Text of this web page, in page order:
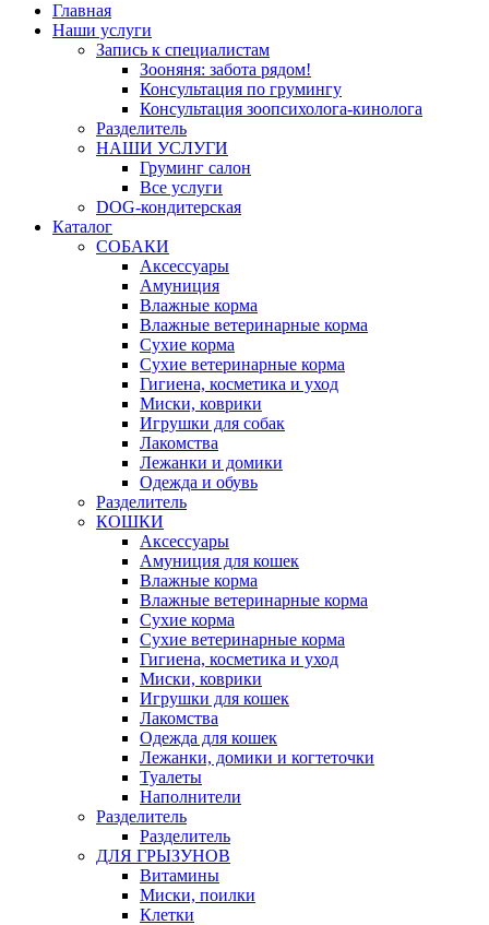
Главная
Наши услуги
Запись к специалистам
Зооняня: забота рядом!
Консультация по грумингу
Консультация зоопсихолога-кинолога
Pазделитель
НАШИ УСЛУГИ
Груминг салон
Все услуги
DOG-кондитерская
Каталог
СОБАКИ
Аксессуары
Амуниция
Влажные корма
Влажные ветеринарные корма
Сухие корма
Сухие ветеринарные корма
Гигиена, косметика и уход
Миски, коврики
Игрушки для собак
Лакомства
Лежанки и домики
Одежда и обувь
Разделитель
КОШКИ
Аксессуары
Амуниция для кошек
Влажные корма
Влажные ветеринарные корма
Сухие корма
Сухие ветеринарные корма
Гигиена, косметика и уход
Миски, коврики
Игрушки для кошек
Лакомства
Одежда для кошек
Лежанки, домики и когтеточки
Туалеты
Наполнители
Pазделитель
Разделитель
ДЛЯ ГРЫЗУНОВ
Витамины
Миски, поилки
Клетки